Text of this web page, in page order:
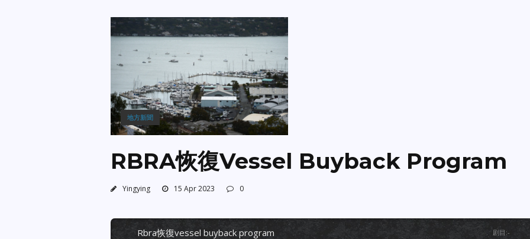
地方新聞
RBRA恢復Vessel Buyback Program
Yingying 15 Apr 2023 0
rbra恢復vessel buyback program 剧目 :-